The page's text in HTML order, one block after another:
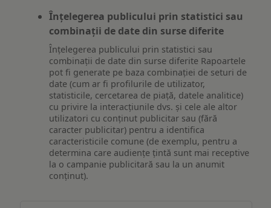
Înțelegerea publicului prin statistici sau
combinații de date din surse diferite
Înțelegerea publicului prin statistici sau
combinații de date din surse diferite Rapoartele
pot fi generate pe baza combinației de seturi de
date (cum ar fi profilurile de utilizator,
statisticile, cercetarea de piață, datele analitice)
cu privire la interacțiunile dvs. și cele ale altor
utilizatori cu conținut publicitar sau (fără
caracter publicitar) pentru a identifica
caracteristicile comune (de exemplu, pentru a
determina care audiențe țintă sunt mai receptive
la o campanie publicitară sau la un anumit
conținut).